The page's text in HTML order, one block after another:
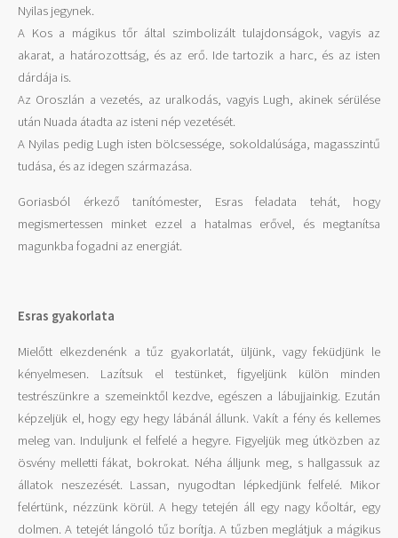
Nyilas jegynek.
A Kos a mágikus tőr által szimbolizált tulajdonságok, vagyis az
akarat, a határozottság, és az erő. Ide tartozik a harc, és az isten
dárdája is.
Az Oroszlán a vezetés, az uralkodás, vagyis Lugh, akinek sérülése
után Nuada átadta az isteni nép vezetését.
A Nyilas pedig Lugh isten bölcsessége, sokoldalúsága, magasszintű
tudása, és az idegen származása.
Goriasból érkező tanítómester, Esras feladata tehát, hogy
megismertessen minket ezzel a hatalmas erővel, és megtanítsa
magunkba fogadni az energiát.
Esras gyakorlata
Mielőtt elkezdenénk a tűz gyakorlatát, üljünk, vagy feküdjünk le
kényelmesen. Lazítsuk el testünket, figyeljünk külön minden
testrészünkre a szemeinktől kezdve, egészen a lábujjainkig. Ezután
képzeljük el, hogy egy hegy lábánál állunk. Vakít a fény és kellemes
meleg van. Induljunk el felfelé a hegyre. Figyeljük meg útközben az
ösvény melletti fákat, bokrokat. Néha álljunk meg, s hallgassuk az
állatok neszezését. Lassan, nyugodtan lépkedjünk felfelé. Mikor
felértünk, nézzünk körül. A hegy tetején áll egy nagy kőoltár, egy
dolmen. A tetejét lángoló tűz borítja. A tűzben meglátjuk a mágikus